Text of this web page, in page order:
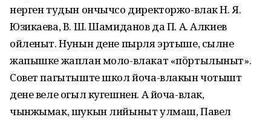
нерген тудын ончычсо директоржо-влак Н. Я.
Юзикаева, В. Ш. Шамиданов да П. А. Алкиев
ойленыт. Нунын дене пырля эртыше, сылне
жапышке жаплан моло-влакат «пӧртылыныт».
Совет пагытыште школ йоча-влакын чотышт
дене веле огыл кугешнен. А йоча-влак,
чынжымак, шукын лийыныт улмаш, Павел